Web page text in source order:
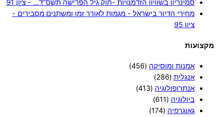
סמינריון בשוויון הזדמנויות -חוק גיל הפרישה תשס"ד… - ציון 91
מחירי הדיור בישראל - מגמות לאורך זמן ומשתנים מסבירים -
ציון 95
מקצועות
אמנות ומוסיקה (456)
אנגלית (286)
אנתרופולוגיה (413)
ביולוגיה (611)
גאוגרפיה (174)